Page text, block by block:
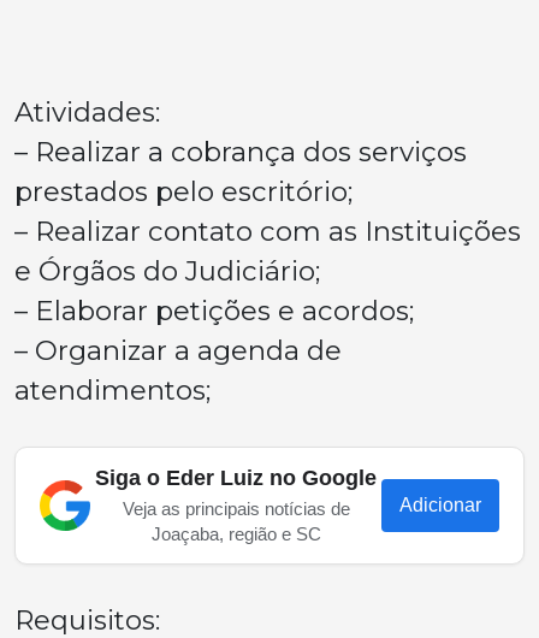
Atividades:
– Realizar a cobrança dos serviços
prestados pelo escritório;
– Realizar contato com as Instituições
e Órgãos do Judiciário;
– Elaborar petições e acordos;
– Organizar a agenda de
atendimentos;
Siga o Eder Luiz no Google
Veja as principais notícias de
Joaçaba, região e SC
Adicionar
Requisitos: